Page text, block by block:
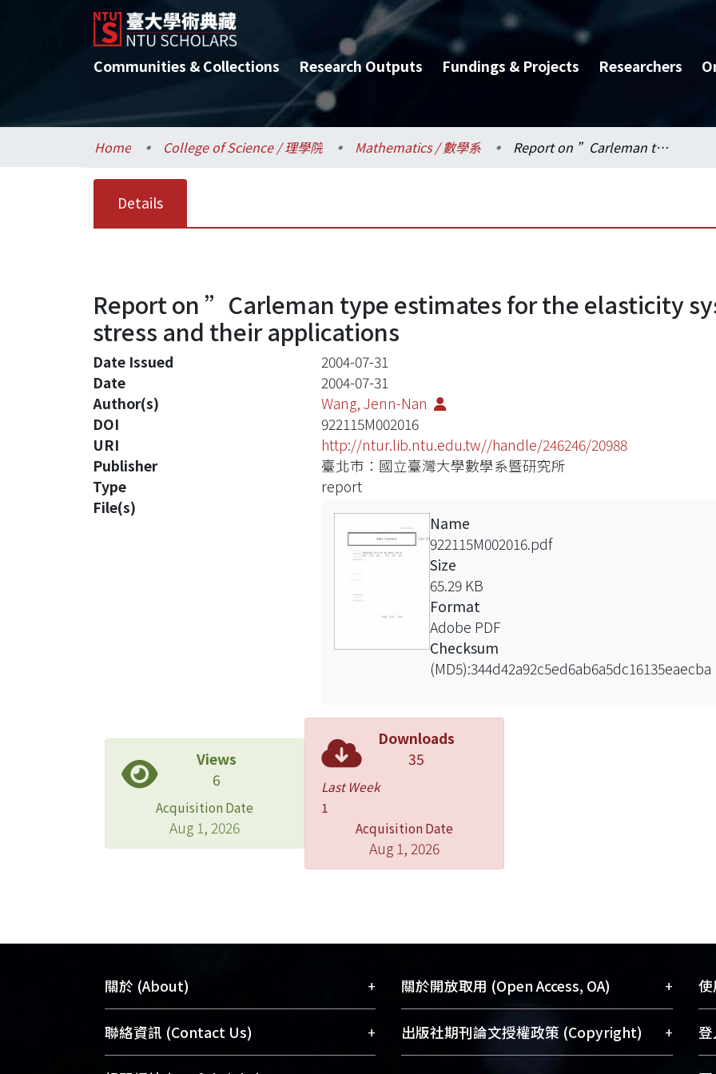
Communities & Collections Research Outputs Fundings & Projects Researchers
Home College of Science / 理學院 Mathematics / 數學系 Report on ”Carleman type estimates for the elasticity system with residual stress and their applications
Details
Report on ”Carleman type estimates for the elasticity
stress and their applications
Date Issued
2004-07-31
Date
2004-07-31
Author(s)
Wang, Jenn-Nan
DOI
922115M002016
URI
http://ntur.lib.ntu.edu.tw//handle/246246/20988
Publisher
臺北市：國立臺灣大學數學系暨研究所
Type
report
File(s)
Name
922115M002016.pdf
Size
65.29 KB
Format
Adobe PDF
Checksum
(MD5):344d42a92c5ed6ab6a5dc16135eaecba
Views
6
Acquisition Date
Aug 1, 2026
Downloads
35
Last Week
1
Acquisition Date
Aug 1, 2026
關於 (About) +
臺大位居世界頂尖大學之列，為永久珍藏
及向國際展現本校豐碩的研究成果及學術
聯絡資訊 (Contact Us) +
關於開放取用 (Open Access, OA) +
開放取用是從使用者角度提升資訊取用性
的社會運動，應用在學術研究上是透過將
出版社期刊論文授權政策 (Copyright) +